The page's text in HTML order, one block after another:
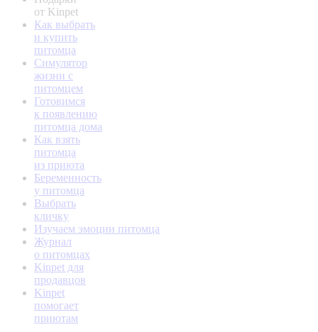
от Kinpet
Как выбрать
и купить
питомца
Симулятор
жизни с
питомцем
Готовимся
к появлению
питомца дома
Как взять
питомца
из приюта
Беременность
у питомца
Выбрать
кличку
Изучаем эмоции питомца
Журнал
о питомцах
Kinpet для
продавцов
Kinpet
помогает
приютам